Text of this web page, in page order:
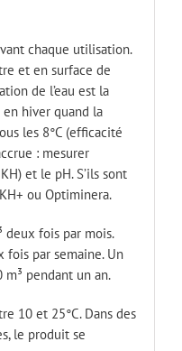
chaque utilisation.
et en surface de
de l’eau est la
hiver quand la
les 8°C (efficacité
: mesurer
et le pH. S’ils sont
ou Optiminera.
fois par mois.
fois par semaine. Un
pendant un an.
10 et 25°C. Dans des
le produit se